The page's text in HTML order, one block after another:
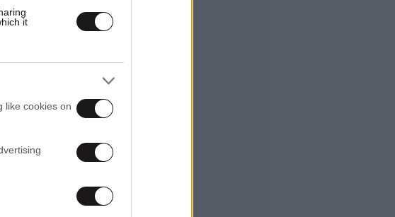
it
like cookies on